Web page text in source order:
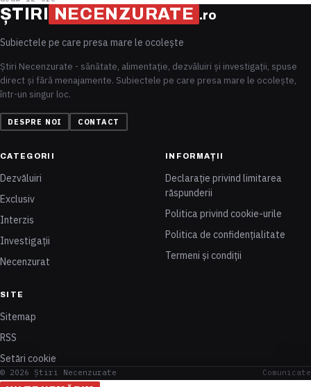
ȘTIRI NECENZURATE .ro
Subiectele pe care presa mare le ocolește
Știri Necenzurate - sănătate, alimentație, dezvăluiri și investigații, spuse
direct și fără menajamente. Subiectele pe care presa mare le ocolește,
într-un singur loc.
DESPRE NOI CONTACT
CATEGORII
Dezvăluiri
Exclusiv
Interzis
Investigații
Necenzurat
INFORMAȚII
Declarație privind limitarea
răspunderii
Politica privind cookie-urile
Politica de confidențialitate
Termeni și condiții
SITE
Sitemap
RSS
Setări cookie
© 2026 Știri Necenzurate
Comunicate